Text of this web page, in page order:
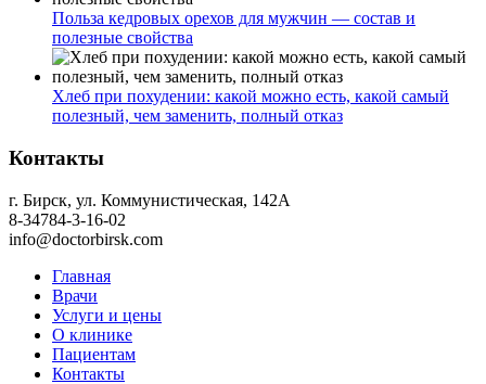
Польза кедровых орехов для мужчин — состав и
полезные свойства
Хлеб при похудении: какой можно есть, какой самый
полезный, чем заменить, полный отказ
Контакты
г. Бирск, ул. Коммунистическая, 142А
8-34784-3-16-02
info@doctorbirsk.com
Главная
Врачи
Услуги и цены
О клинике
Пациентам
Контакты